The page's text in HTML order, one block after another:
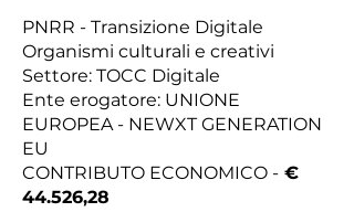
PNRR - Transizione Digitale
Organismi culturali e creativi
Settore: TOCC Digitale
Ente erogatore: UNIONE
EUROPEA - NEWXT GENERATION
EU
CONTRIBUTO ECONOMICO - €
44.526,28